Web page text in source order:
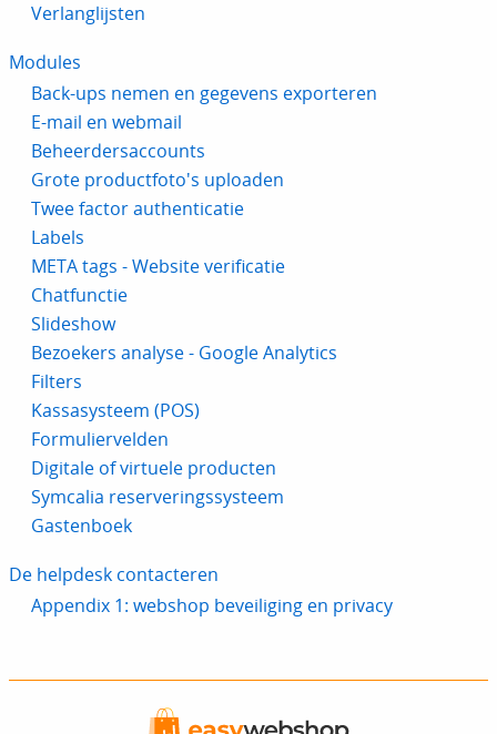
Verlanglijsten
Modules
Back-ups nemen en gegevens exporteren
E-mail en webmail
Beheerdersaccounts
Grote productfoto's uploaden
Twee factor authenticatie
Labels
META tags - Website verificatie
Chatfunctie
Slideshow
Bezoekers analyse - Google Analytics
Filters
Kassasysteem (POS)
Formuliervelden
Digitale of virtuele producten
Symcalia reserveringssysteem
Gastenboek
De helpdesk contacteren
Appendix 1: webshop beveiliging en privacy